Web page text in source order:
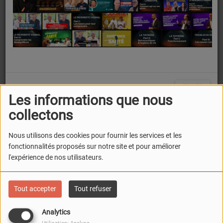
Les informations que nous
collectons
Nous utilisons des cookies pour fournir les services et les
fonctionnalités proposés sur notre site et pour améliorer
l'expérience de nos utilisateurs.
Tout accepter Tout refuser
Analytics
FERMER